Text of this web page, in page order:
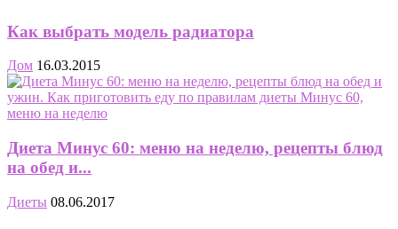
Как выбрать модель радиатора
Дом 16.03.2015
Диета Минус 60: меню на неделю, рецепты блюд
на обед и...
Диеты 08.06.2017